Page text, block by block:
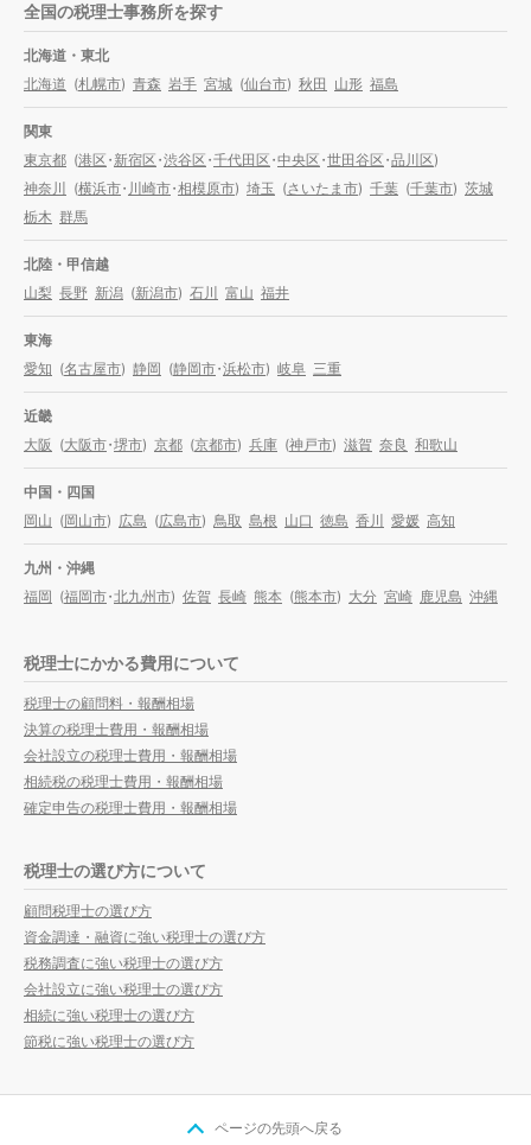
全国の税理士事務所を探す
北海道・東北
北海道 (札幌市) 青森 岩手 宮城 (仙台市) 秋田 山形 福島
関東
東京都 (港区・新宿区・渋谷区・千代田区・中央区・世田谷区・品川区)
神奈川
(横浜市・川崎市・相模原市) 埼玉 (さいたま市) 千葉 (千葉市) 茨城
栃木 群馬
北陸・甲信越
山梨 長野 新潟 (新潟市) 石川 富山 福井
東海
愛知 (名古屋市) 静岡 (静岡市・浜松市) 岐阜 三重
近畿
大阪 (大阪市・堺市) 京都 (京都市) 兵庫 (神戸市) 滋賀 奈良 和歌山
中国・四国
岡山 (岡山市) 広島 (広島市) 鳥取 島根 山口 徳島 香川 愛媛 高知
九州・沖縄
福岡 (福岡市・北九州市) 佐賀 長崎 熊本 (熊本市) 大分 宮崎 鹿児島 沖縄
税理士にかかる費用について
税理士の顧問料・報酬相場
決算の税理士費用・報酬相場
会社設立の税理士費用・報酬相場
相続税の税理士費用・報酬相場
確定申告の税理士費用・報酬相場
税理士の選び方について
顧問税理士の選び方
資金調達・融資に強い税理士の選び方
税務調査に強い税理士の選び方
会社設立に強い税理士の選び方
相続に強い税理士の選び方
節税に強い税理士の選び方
ページの先頭へ戻る